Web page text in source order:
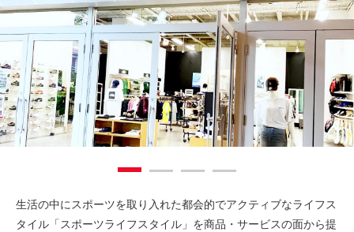
生活の中にスポーツを取り入れた都会的でアクティブなライフス
タイル「スポーツライフスタイル」を商品・サービスの面から提